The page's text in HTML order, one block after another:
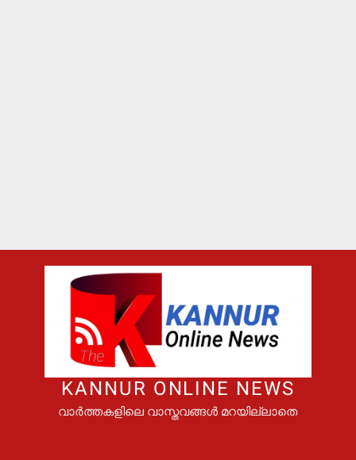
KANNUR ONLINE NEWS
വാർത്തകളിലെ വാസ്തവങ്ങൾ മറയില്ലാതെ